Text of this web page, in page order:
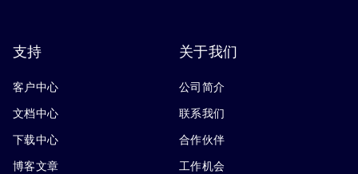
支持
客户中心
文档中心
下载中心
博客文章
关于我们
公司简介
联系我们
合作伙伴
工作机会